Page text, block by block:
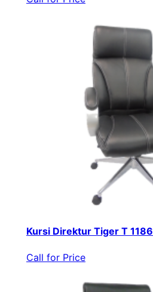
Kursi Direktur Tiger T 1186
Call for Price